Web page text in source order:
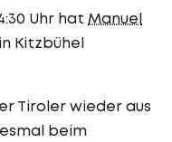
Uhr hat Manuel
Kitzbühel
Tiroler wieder aus
beim